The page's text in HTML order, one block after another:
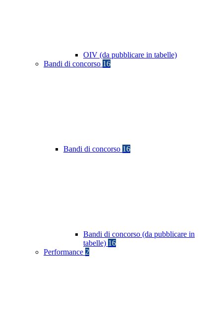
OIV (da pubblicare in tabelle)
Bandi di concorso 16
Bandi di concorso 16
Bandi di concorso (da pubblicare in
tabelle) 16
Performance 2